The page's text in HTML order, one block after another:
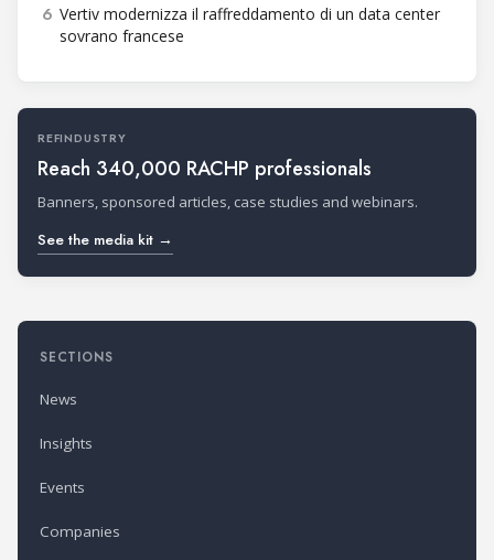
6 Vertiv modernizza il raffreddamento di un data center
sovrano francese
REFINDUSTRY
Reach 340,000 RACHP professionals
Banners, sponsored articles, case studies and webinars.
See the media kit →
SECTIONS
News
Insights
Events
Companies